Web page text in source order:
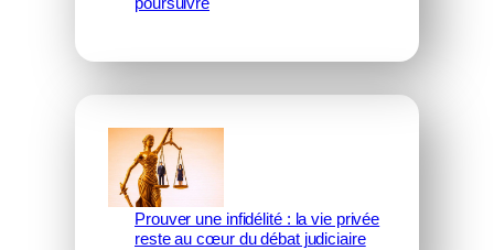
poursuivre
Prouver une infidélité : la vie privée
reste au cœur du débat judiciaire